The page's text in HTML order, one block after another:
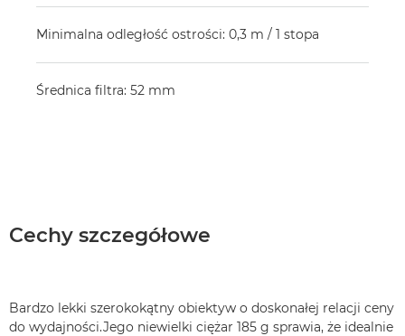
Minimalna odległość ostrości: 0,3 m / 1 stopa
Średnica filtra: 52 mm
Cechy szczegółowe
Bardzo lekki szerokokątny obiektyw o doskonałej relacji ceny
do wydajności.Jego niewielki ciężar 185 g sprawia, że idealnie